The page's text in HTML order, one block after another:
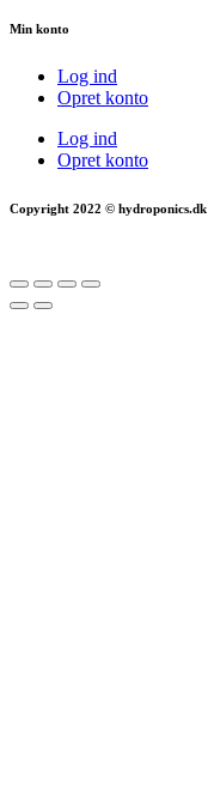
Min konto
Log ind
Opret konto
Log ind
Opret konto
Copyright 2022 © hydroponics.dk